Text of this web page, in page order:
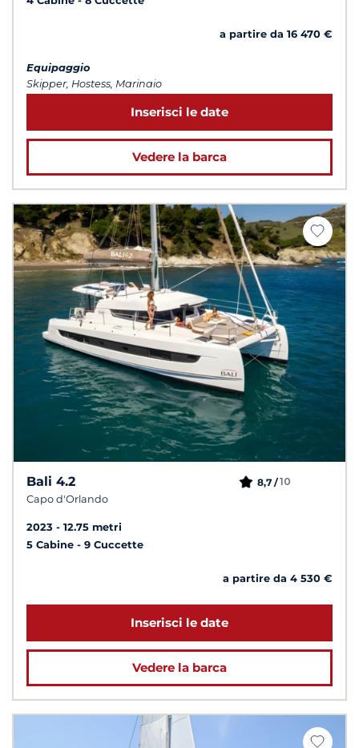
a partire da 16 470 €
Equipaggio
Skipper, Hostess, Marinaio
Inserisci le date
Vedere la barca
Bali 4.2
Capo d'Orlando
8,7 /10
2023
12.75 metri
5 Cabine
9 Cuccette
a partire da 4 530 €
Inserisci le date
Vedere la barca